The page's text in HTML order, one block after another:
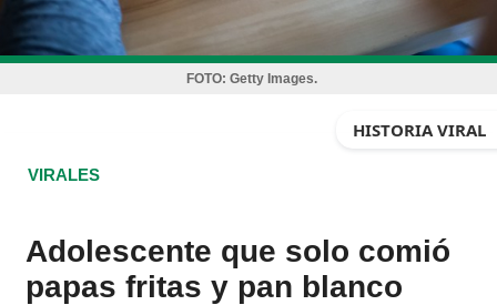
FOTO: Getty Images.
HISTORIA VIRAL
VIRALES
Adolescente que solo comió
papas fritas y pan blanco